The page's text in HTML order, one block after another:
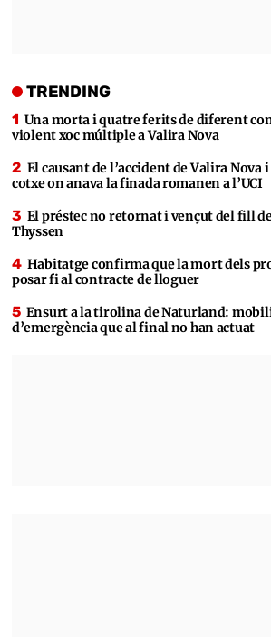
TRENDING
Una morta i quatre ferits de diferent
violent xoc múltiple a Valira Nova
El causant de l’accident de Valira Nova
cotxe on anava la finada romanen a l’UCI
El préstec no retornat i vençut del fill
Thyssen
Habitatge confirma que la mort dels
posar fi al contracte de lloguer
Ensurt a la tirolina de Naturland:
d’emergència que al final no han actuat